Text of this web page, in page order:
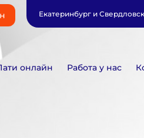
Екатеринбург и
онлайн Работа у нас